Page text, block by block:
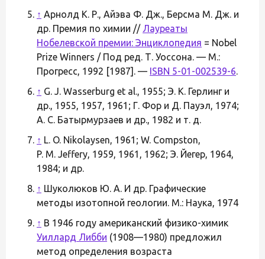
↑ Арнолд К. Р., Айэва Ф. Дж., Берсма М. Дж. и
др. Премия по химии //Лауреаты
Нобелевской премии: Энциклопедия = Nobel
Prize Winners / Под ред. Т. Уоссона. — М.:
Прогресс, 1992 [1987]. — ISBN 5-01-002539-6.
↑ G. J. Wasserburg et al., 1955; Э. К. Герлинг и
др., 1955, 1957, 1961; Г. Фор и Д. Пауэл, 1974;
А. С. Батырмурзаев и др., 1982 и т. д.
↑ L. O. Nikolaysen, 1961; W. Compston,
P. M. Jeffery, 1959, 1961, 1962; Э. Йегер, 1964,
1984; и др.
↑ Шуколюков Ю. А. И др. Графические
методы изотопной геологии. М.: Наука, 1974
↑ В 1946 году американский физико-химик
Уиллард Либби (1908—1980) предложил
метод определения возраста